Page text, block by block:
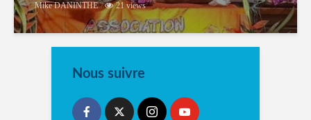
Mike DANINTHE 21 views
Nous suivre